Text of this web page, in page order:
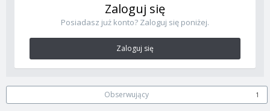
Zaloguj się
Posiadasz już konto? Zaloguj się poniżej.
Zaloguj się
Obserwujący 1